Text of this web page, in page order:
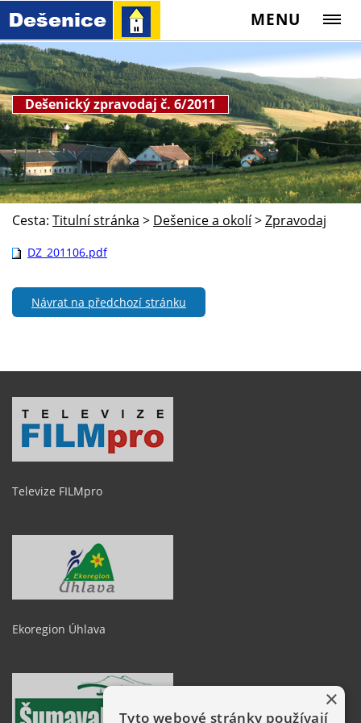
MENU
Dešenický zpravodaj č. 6/2011
Cesta: Titulní stránka > Dešenice a okolí>Zpravodaj
DZ_201106.pdf
Návrat na předchozí stránku
Televize FILMpro
Ekoregion Úhlava
×
Tyto webové stránky používají